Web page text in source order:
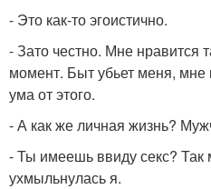
- Это как-то эгоистично.
- Зато честно. Мне нравится
момент. Быт убьет меня, мне
ума от этого.
- А как же личная жизнь?
- Ты имеешь ввиду секс?
ухмыльнулась я.